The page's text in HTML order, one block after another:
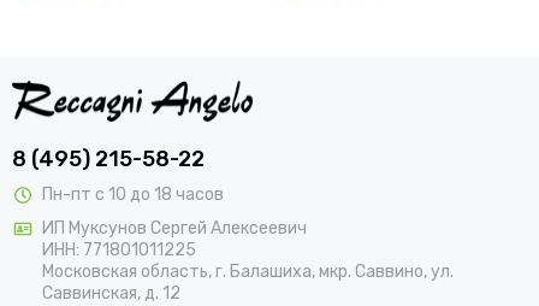
8 (495) 215-58-22
Пн-пт с 10 до 18 часов
ИП Муксунов Сергей Алексеевич
ИНН: 771801011225
Московская область, г. Балашиха, мкр. Саввино, ул.
Саввинская, д. 12